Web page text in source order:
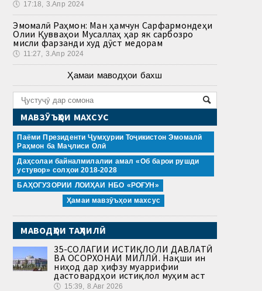
🕔 17:18, 3.Апр 2024
Эмомалӣ Раҳмон: Ман ҳамчун Сарфармондеҳи
Олии Қувваҳои Мусаллаҳ ҳар як сарбозро
мисли фарзанди худ дӯст медорам
🕔 11:27, 3.Апр 2024
Ҳамаи маводҳои бахш
МАВЗӮЪҲОИ МАХСУС
Паёми Президенти Ҷумҳурии Тоҷикистон Эмомалӣ
Раҳмон ба Маҷлиси Олӣ
Даҳсолаи байналмилалии амал «Об барои рушди
устувор» солҳои 2018-2028
БАҲОГУЗОРИИ ЛОИҲАИ НБО «РОҒУН»
Ҳамаи мавзӯъҳои махсус
МАВОДҲОИ ТАҲЛИЛӢ
35-СОЛАГИИ ИСТИҚЛОЛИ ДАВЛАТӢ
ВА ОСОРХОНАИ МИЛЛӢ. Нақши ин
ниҳод дар ҳифзу муаррифии
дастовардҳои истиқлол муҳим аст
🕔 15:39, 8.Авг 2026